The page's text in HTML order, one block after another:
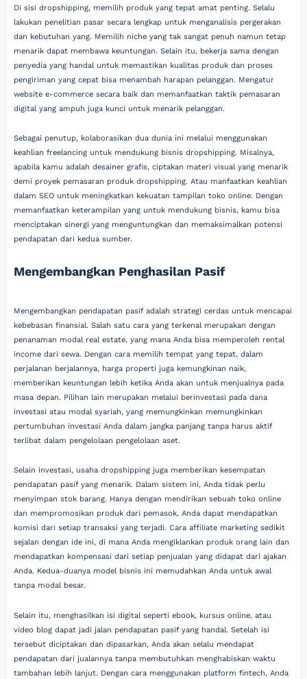
Di sisi dropshipping, memilih produk yang tepat amat penting. Selalu
lakukan penelitian pasar secara lengkap untuk menganalisis pergerakan
dan kebutuhan yang. Memilih niche yang tak sangat penuh namun tetap
menarik dapat membawa keuntungan. Selain itu, bekerja sama dengan
penyedia yang handal untuk memastikan kualitas produk dan proses
pengiriman yang cepat bisa menambah harapan pelanggan. Mengatur
website e-commerce secara baik dan memanfaatkan taktik pemasaran
digital yang ampuh juga kunci untuk menarik pelanggan.
Sebagai penutup, kolaborasikan dua dunia ini melalui menggunakan
keahlian freelancing untuk mendukung bisnis dropshipping. Misalnya,
apabila kamu adalah desainer grafis, ciptakan materi visual yang menarik
demi proyek pemasaran produk dropshipping. Atau manfaatkan keahlian
dalam SEO untuk meningkatkan kekuatan tampilan toko online. Dengan
memanfaatkan keterampilan yang untuk mendukung bisnis, kamu bisa
menciptakan sinergi yang menguntungkan dan memaksimalkan potensi
pendapatan dari kedua sumber.
Mengembangkan Penghasilan Pasif
Mengembangkan pendapatan pasif adalah strategi cerdas untuk mencapai
kebebasan finansial. Salah satu cara yang terkenal merupakan dengan
penanaman modal real estate, yang mana Anda bisa memperoleh rental
income dari sewa. Dengan cara memilih tempat yang tepat, dalam
perjalanan berjalannya, harga properti juga kemungkinan naik,
memberikan keuntungan lebih ketika Anda akan untuk menjualnya pada
masa depan. Pilihan lain merupakan melalui berinvestasi pada dana
investasi atau modal syariah, yang memungkinkan memungkinkan
pertumbuhan investasi Anda dalam jangka panjang tanpa harus aktif
terlibat dalam pengelolaan pengelolaan aset.
Selain investasi, usaha dropshipping juga memberikan kesempatan
pendapatan pasif yang menarik. Dalam sistem ini, Anda tidak perlu
menyimpan stok barang. Hanya dengan mendirikan sebuah toko online
dan mempromosikan produk dari pemasok, Anda dapat mendapatkan
komisi dari setiap transaksi yang terjadi. Cara affiliate marketing sedikit
sejalan dengan ide ini, di mana Anda mengiklankan produk orang lain dan
mendapatkan kompensasi dari setiap penjualan yang didapat dari ajakan
Anda. Kedua-duanya model bisnis ini memudahkan Anda untuk awal
tanpa modal besar.
Selain itu, menghasilkan isi digital seperti ebook, kursus online, atau
video blog dapat jadi jalan pendapatan pasif yang handal. Setelah isi
tersebut diciptakan dan dipasarkan, Anda akan selalu mendapat
pendapatan dari jualannya tanpa membutuhkan menghabiskan waktu
tambahan lebih lanjut. Dengan cara menggunakan platform fintech, Anda